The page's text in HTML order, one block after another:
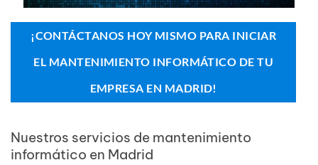
¡CONTÁCTANOS HOY MISMO PARA INICIAR
EL MANTENIMIENTO INFORMÁTICO DE TU
EMPRESA EN MADRID!
Nuestros servicios de mantenimiento
informático en Madrid